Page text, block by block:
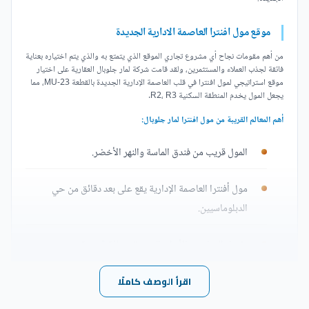
موقع مول افنترا العاصمة الادارية الجديدة
من أهم مقومات نجاح أي مشروع تجاري الموقع الذي يتمتع به والذي يتم اختياره بعناية
فائقة لجذب العملاء والمستثمرين، ولقد قامت شركة لمار جلوبال العقارية على اختيار
موقع استراتيجي لمول افنترا في قلب العاصمة الإدارية الجديدة بالقطعة MU-23، مما
يجعل المول يخدم المنطقة السكنية R2، R3.
أهم المعالم القريبة من مول افنترا لمار جلوبال:
المول قريب من فندق الماسة والنهر الأخضر.
مول أفنترا العاصمة الإدارية يقع على بعد دقائق من حي
الدبلوماسيين.
تعرف على تصميم مول افنترا العاصمة الادارية الجديدة
اقرأ الوصف كاملًا